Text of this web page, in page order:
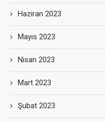
Haziran 2023
Mayıs 2023
Nisan 2023
Mart 2023
Şubat 2023